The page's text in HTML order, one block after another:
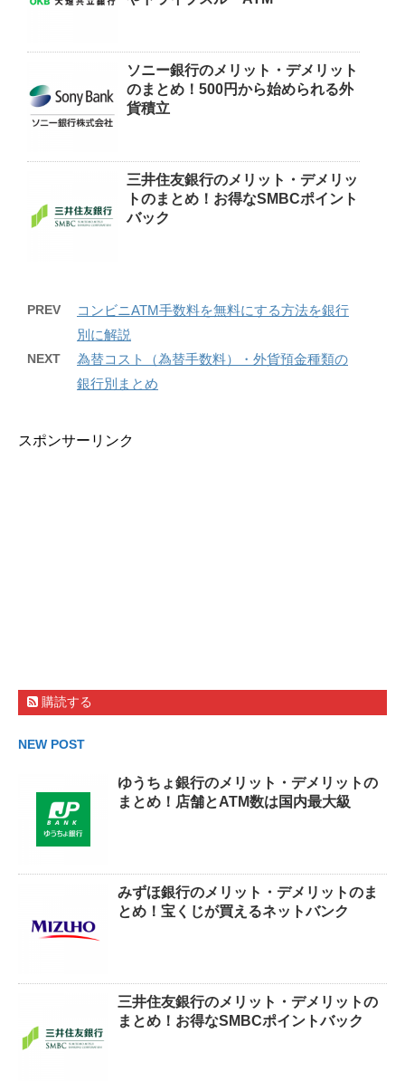
ソニー銀行のメリット・デメリット
のまとめ！500円から始められる外
貨積立
三井住友銀行のメリット・デメリッ
トのまとめ！お得なSMBCポイント
バック
PREV
コンビニATM手数料を無料にする方法を銀行
別に解説
NEXT
為替コスト（為替手数料）・外貨預金種類の
銀行別まとめ
スポンサーリンク
購読する
NEW POST
ゆうちょ銀行のメリット・デメリットの
まとめ！店舗とATM数は国内最大級
みずほ銀行のメリット・デメリットのま
とめ！宝くじが買えるネットバンク
三井住友銀行のメリット・デメリットの
まとめ！お得なSMBCポイントバック